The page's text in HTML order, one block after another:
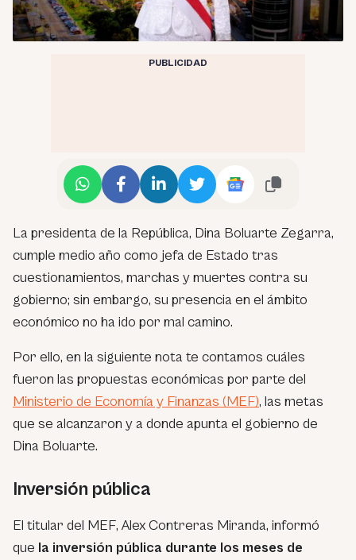
PUBLICIDAD
La presidenta de la República, Dina Boluarte Zegarra,
cumple medio año como jefa de Estado tras
cuestionamientos, marchas y muertes contra su
gobierno; sin embargo, su presencia en el ámbito
económico no ha ido por mal camino.
Por ello, en la siguiente nota te contamos cuáles
fueron las propuestas económicas por parte del
Ministerio de Economía y Finanzas (MEF), las metas
que se alcanzaron y a donde apunta el gobierno de
Dina Boluarte.
Inversión pública
El titular del MEF, Alex Contreras Miranda, informó
que la inversión pública durante los meses de